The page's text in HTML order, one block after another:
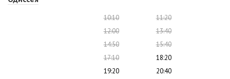
10:10
11:20
12:00
13:40
14:50
15:40
17:10
18:20
19:20
20:40